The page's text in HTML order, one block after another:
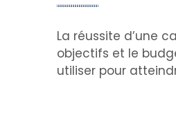
La réussite d’une
objectifs et le
utiliser pour